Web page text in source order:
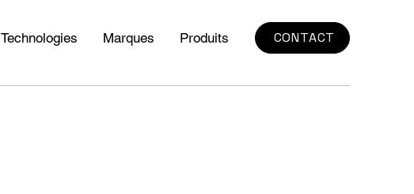
Technologies Marques Produits CONTACT